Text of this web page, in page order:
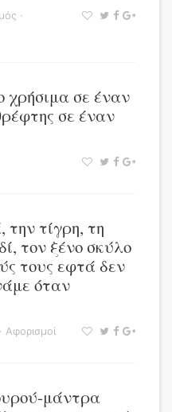
·
χρήσιμα σε έναν
σε έναν
την τίγρη, τη
τον ξένο σκύλο
τους εφτά δεν
όταν
· Αφορισμοί
μάντρα